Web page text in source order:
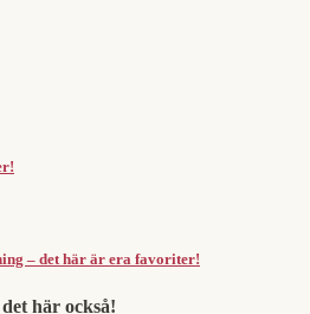
– det här är era favoriter!
här också!